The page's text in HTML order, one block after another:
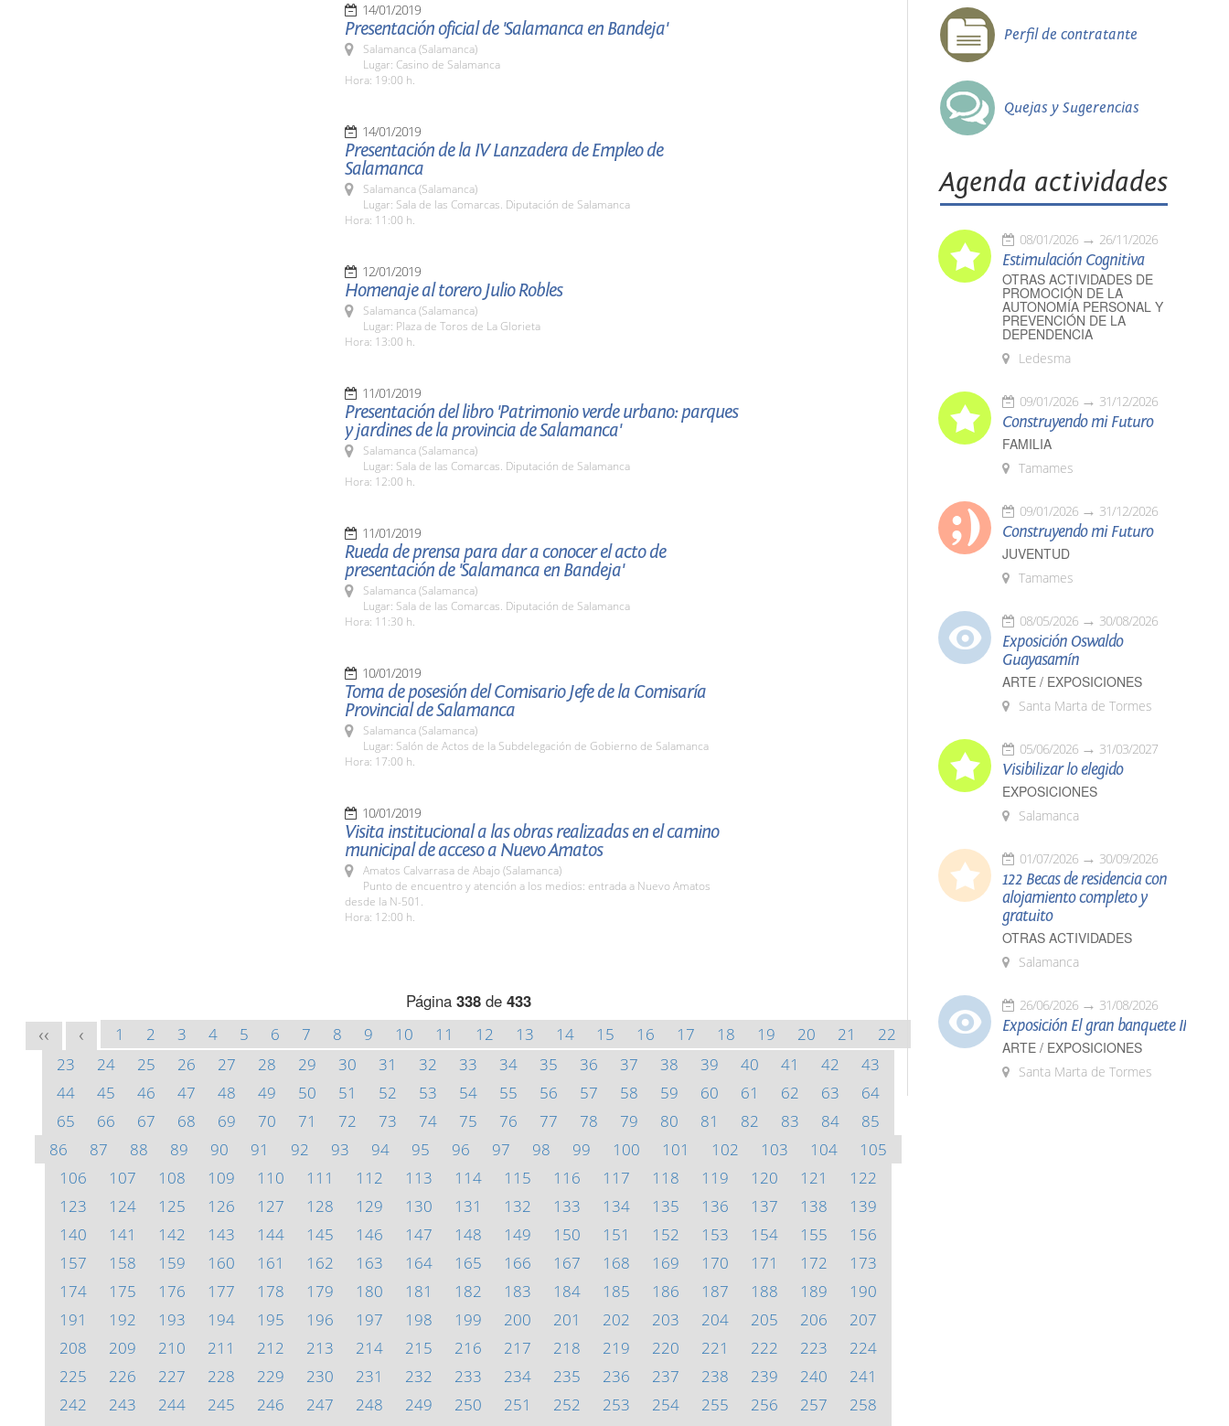
14/01/2019
Presentación oficial de 'Salamanca en Bandeja'
Salamanca (Salamanca)
Lugar: Casino de Salamanca
Hora: 19:00 h.
14/01/2019
Presentación de la IV Lanzadera de Empleo de
Salamanca
Salamanca (Salamanca)
Lugar: Sala de las Comarcas. Diputación de Salamanca
Hora: 11:00 h.
12/01/2019
Homenaje al torero Julio Robles
Salamanca (Salamanca)
Lugar: Plaza de Toros de La Glorieta
Hora: 13:00 h.
11/01/2019
Presentación del libro 'Patrimonio verde urbano: parques
y jardines de la provincia de Salamanca'
Salamanca (Salamanca)
Lugar: Sala de las Comarcas. Diputación de Salamanca
Hora: 12:00 h.
11/01/2019
Rueda de prensa para dar a conocer el acto de
presentación de 'Salamanca en Bandeja'
Salamanca (Salamanca)
Lugar: Sala de las Comarcas. Diputación de Salamanca
Hora: 11:30 h.
10/01/2019
Toma de posesión del Comisario Jefe de la Comisaría
Provincial de Salamanca
Salamanca (Salamanca)
Lugar: Salón de Actos de la Subdelegación de Gobierno de Salamanca
Hora: 17:00 h.
10/01/2019
Visita institucional a las obras realizadas en el camino
municipal de acceso a Nuevo Amatos
Amatos Calvarrasa de Abajo (Salamanca)
Punto de encuentro y atención a los medios: entrada a Nuevo Amatos
desde la N-501.
Hora: 12:00 h.
Página 338de 433
<< < 1 2 3 4 5 6 7 8 9 10 11 12 13 14 15 16 17 18 19 20 21
22
23
24 25 26 27 28 29 30 31 32 33 34 35 36 37 38 39 40 41 42
43
44
45 46 47 48 49 50 51 52 53 54 55 56 57 58 59 60 61 62 63
64
65
66 67 68 69 70 71 72 73 74 75 76 77 78 79 80 81 82 83 84
85
86
87 88 89 90 91 92 93 94 95 96 97 98 99 100 101 102 103 104
105
106
107 108 109 110 111 112 113 114 115 116 117 118 119 120 121
122
123
124 125 126 127 128 129 130 131 132 133 134 135 136 137 138
139
140
141 142 143 144 145 146 147 148 149 150 151 152 153 154 155
156
157
158 159 160 161 162 163 164 165 166 167 168 169 170 171 172
173
174
175 176 177 178 179 180 181 182 183 184 185 186 187 188 189
190
191
192 193 194 195 196 197 198 199 200 201 202 203 204 205 206
207
208
209 210 211 212 213 214 215 216 217 218 219 220 221 222 223
224
225
226 227 228 229 230 231 232 233 234 235 236 237 238 239 240
241
242
243 244 245 246 247 248 249 250 251 252 253 254 255 256 257
258
Perfil de contratante
Quejas y Sugerencias
Agenda actividades
08/01/2026 26/11/2026
Estimulación Cognitiva
OTRAS ACTIVIDADES DE
PROMOCIÓN DE LA
AUTONOMÍA PERSONAL Y
PREVENCIÓN DE LA
DEPENDENCIA
Ledesma
09/01/2026 31/12/2026
Construyendo mi Futuro
FAMILIA
Tamames
09/01/2026 31/12/2026
Construyendo mi Futuro
JUVENTUD
Tamames
08/05/2026 30/08/2026
Exposición Oswaldo
Guayasamín
ARTE / EXPOSICIONES
Santa Marta de Tormes
05/06/2026 31/03/2027
Visibilizar lo elegido
EXPOSICIONES
Salamanca
01/07/2026 30/09/2026
122 Becas de residencia con
alojamiento completo y
gratuito
OTRAS ACTIVIDADES
Salamanca
26/06/2026 31/08/2026
Exposición El gran banquete II
ARTE / EXPOSICIONES
Santa Marta de Tormes